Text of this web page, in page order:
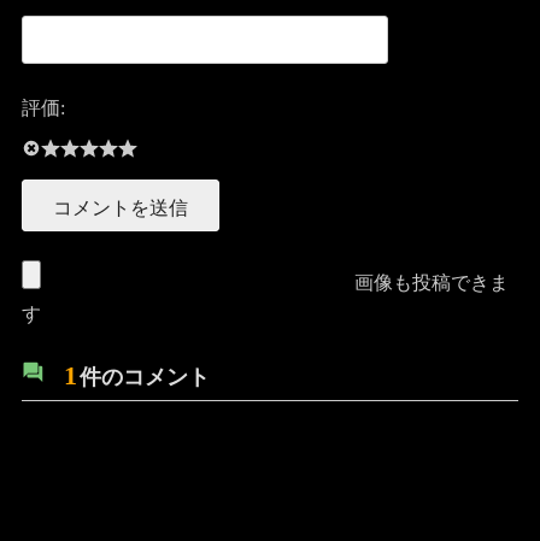
評価:
画像も投稿できま
す
1件のコメント